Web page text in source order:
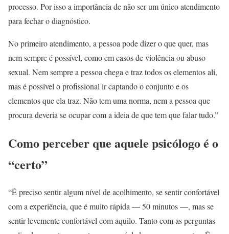
processo. Por isso a importância de não ser um único atendimento
para fechar o diagnóstico.
No primeiro atendimento, a pessoa pode dizer o que quer, mas
nem sempre é possível, como em casos de violência ou abuso
sexual. Nem sempre a pessoa chega e traz todos os elementos ali,
mas é possível o profissional ir captando o conjunto e os
elementos que ela traz. Não tem uma norma, nem a pessoa que
procura deveria se ocupar com a ideia de que tem que falar tudo.”
Como perceber que aquele psicólogo é o
“certo”
“É preciso sentir algum nível de acolhimento, se sentir confortável
com a experiência, que é muito rápida — 50 minutos —, mas se
sentir levemente confortável com aquilo. Tanto com as perguntas